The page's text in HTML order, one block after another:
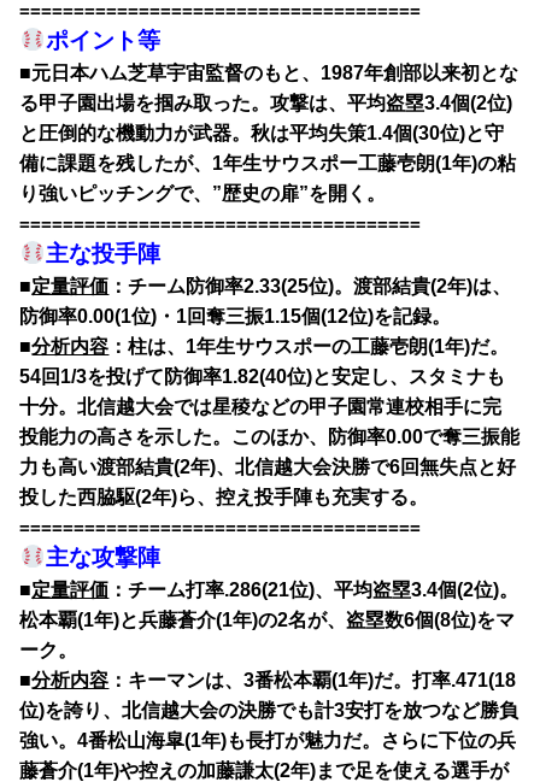
=====================================
ポイント等
■元日本ハム芝草宇宙監督のもと、1987年創部以来初とな
る甲子園出場を掴み取った。攻撃は、平均盗塁3.4個(2位)
と圧倒的な機動力が武器。秋は平均失策1.4個(30位)と守
備に課題を残したが、1年生サウスポー工藤壱朗(1年)の粘
り強いピッチングで、”歴史の扉”を開く。
=====================================
主な投手陣
■定量評価 ：チーム防御率2.33(25位)。渡部結貴(2年)は、
防御率0.00(1位)・1回奪三振1.15個(12位)を記録。
■分析内容 ：柱は、1年生サウスポーの工藤壱朗(1年)だ。
54回1/3を投げて防御率1.82(40位)と安定し、スタミナも
十分。北信越大会では星稜などの甲子園常連校相手に完
投能力の高さを示した。このほか、防御率0.00で奪三振能
力も高い渡部結貴(2年)、北信越大会決勝で6回無失点と好
投した西脇駆(2年)ら、控え投手陣も充実する。
=====================================
主な攻撃陣
■定量評価 ：チーム打率.286(21位)、平均盗塁3.4個(2位)。
松本覇(1年)と兵藤蒼介(1年)の2名が、盗塁数6個(8位)をマ
ーク。
■分析内容 ：キーマンは、3番松本覇(1年)だ。打率.471(18
位)を誇り、北信越大会の決勝でも計3安打を放つなど勝負
強い。4番松山海皐(1年)も長打が魅力だ。さらに下位の兵
藤蒼介(1年)や控えの加藤謙太(2年)まで足を使える選手が